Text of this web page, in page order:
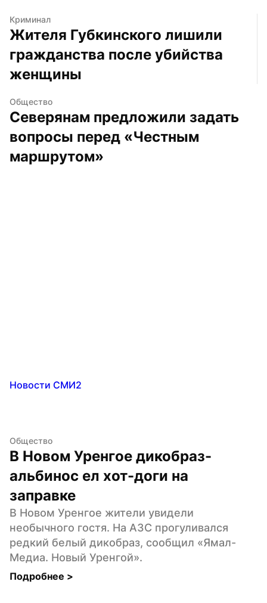
Криминал
Жителя Губкинского лишили
гражданства после убийства
женщины
Общество
Северянам предложили задать
вопросы перед «Честным
маршрутом»
Новости СМИ2
Общество
В Новом Уренгое дикобраз-
альбинос ел хот-доги на
заправке
В Новом Уренгое жители увидели
необычного гостя. На АЗС прогуливался
редкий белый дикобраз, сообщил «Ямал-
Медиа. Новый Уренгой».
Подробнее >